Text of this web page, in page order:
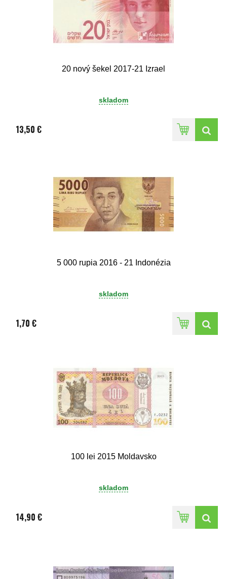
20 nový šekel 2017-21 Izrael
skladom
13,50 €
5 000 rupia 2016 - 21 Indonézia
skladom
1,70 €
100 lei 2015 Moldavsko
skladom
14,90 €